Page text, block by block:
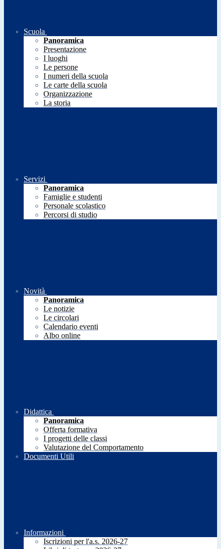
Scuola
Panoramica
Presentazione
I luoghi
Le persone
I numeri della scuola
Le carte della scuola
Organizzazione
La storia
Servizi
Panoramica
Famiglie e studenti
Personale scolastico
Percorsi di studio
Novità
Panoramica
Le notizie
Le circolari
Calendario eventi
Albo online
Didattica
Panoramica
Offerta formativa
I progetti delle classi
Valutazione del Comportamento
Documenti Utili
Informazioni
Iscrizioni per l'a.s. 2026-27